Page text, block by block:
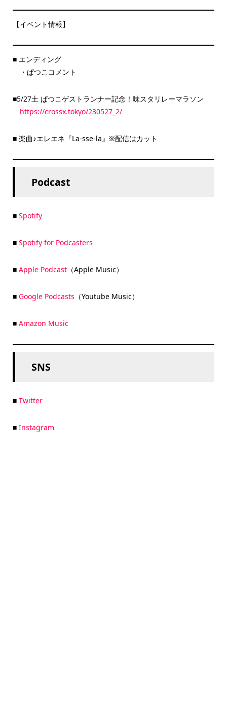
【イベント情報】
■ エンディング
・ぱつこコメント
■5/27土 ぱつこゲストランナー記念！味スタリレーマラソン
https://crossx.tokyo/230527_2/
■ 楽曲♪エレエネ『La-sse-la』※配信はカット
Podcast
■ Spotify
■ Spotify for Podcasters
■ Apple Podcast（Apple Music）
■ Google Podcasts （Youtube Music）
■ Amazon Music
SNS
■ Twitter
■ Instagram